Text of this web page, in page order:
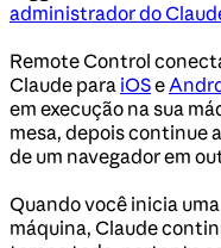
administrador do
Remote Control
Claude para iOSe
em execução na sua
mesa, depois continue
de um navegador em
Quando você inicia
máquina, Claude